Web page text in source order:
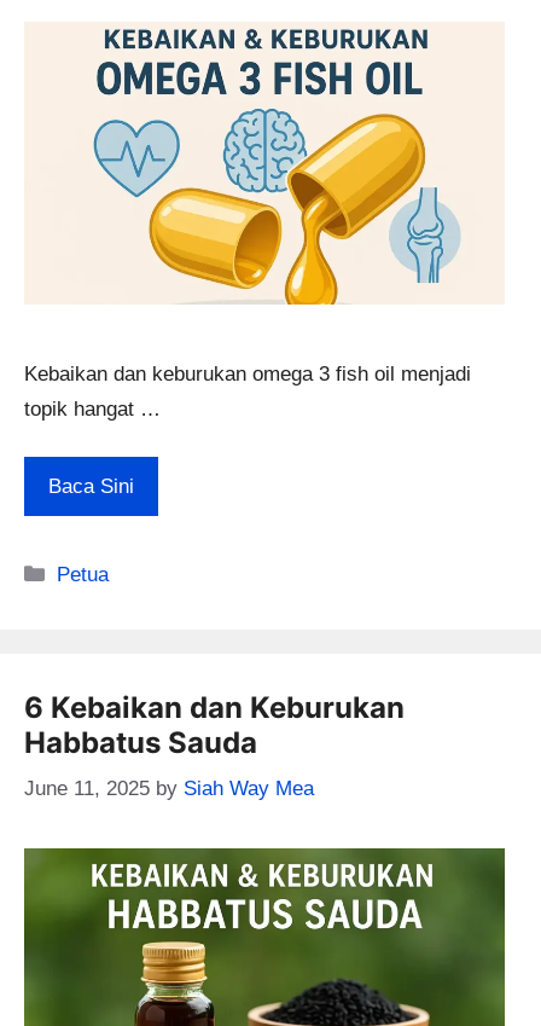
Kebaikan dan keburukan omega 3 fish oil menjadi
topik hangat …
Baca Sini
Categories
Petua
6 Kebaikan dan Keburukan
Habbatus Sauda
June 11, 2025 by Siah Way Mea